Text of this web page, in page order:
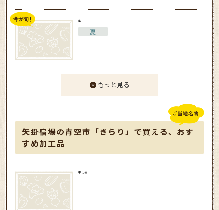
梨
夏
もっと見る
矢掛宿場の青空市「きらり」で買える、おす
すめ加工品
干し柿